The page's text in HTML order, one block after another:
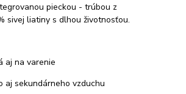
pieckou - trúbou z
sivej liatiny s dlhou životnosťou.
aj na varenie
aj sekundárneho vzduchu